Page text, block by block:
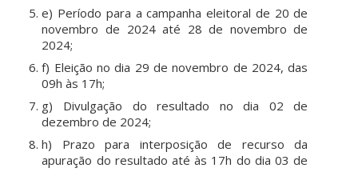
e) Período para a campanha eleitoral de 20 de
novembro de 2024 até 28 de novembro de
2024;
f) Eleição no dia 29 de novembro de 2024, das
09h às 17h;
g) Divulgação do resultado no dia 02 de
dezembro de 2024;
h) Prazo para interposição de recurso da
apuração do resultado até às 17h do dia 03 de